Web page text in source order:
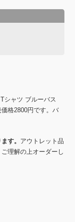
シャツ ブルーバス
格2800円です。バ
す。 アウトレット品
理解の上オーダーし